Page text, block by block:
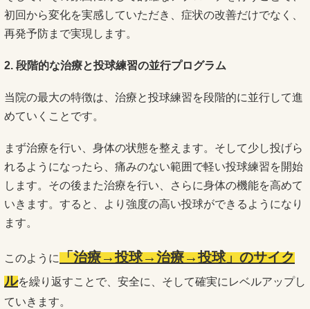
初回から変化を実感していただき、症状の改善だけでなく、
再発予防まで実現します。
2. 段階的な治療と投球練習の並行プログラム
当院の最大の特徴は、治療と投球練習を段階的に並行して進
めていくことです。
まず治療を行い、身体の状態を整えます。そして少し投げら
れるようになったら、痛みのない範囲で軽い投球練習を開始
します。その後また治療を行い、さらに身体の機能を高めて
いきます。すると、より強度の高い投球ができるようになり
ます。
このように「治療→投球→治療→投球」のサイク
ルを繰り返すことで、安全に、そして確実にレベルアップし
ていきます。